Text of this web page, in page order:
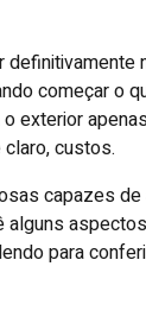
começar o
exterior
custos.
capazes
para